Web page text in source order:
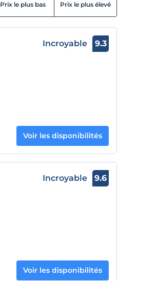
Prix le plus bas Prix le plus élevé
Incroyable 9.3
Voir les disponibilités
Incroyable 9.6
Voir les disponibilités